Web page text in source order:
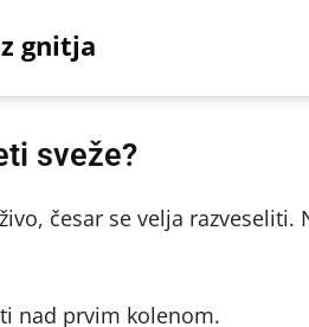
gnitja
sveže?
česar se velja razveseliti.
nad prvim kolenom.